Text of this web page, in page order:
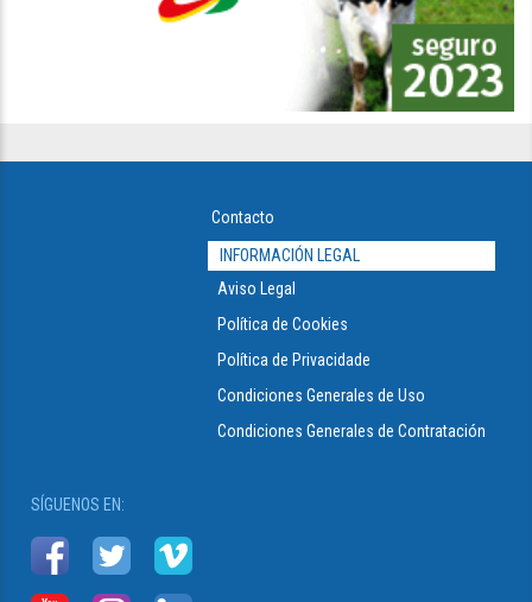
Contacto
INFORMACIÓN LEGAL
Aviso Legal
Política de Cookies
Política de Privacidade
Condiciones Generales de Uso
Condiciones Generales de Contratación
SÍGUENOS EN: